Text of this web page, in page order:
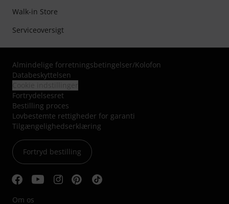
Walk-in Store
Serviceoversigt
Almindelige forretningsbetingelser/Kolofon
Databeskyttelsen
Fortrydelsesret
Bestilling proces
Lovbestemte rettigheder for garanti
Tilgængelighedserklæring
Fortryd bestilling
Om os